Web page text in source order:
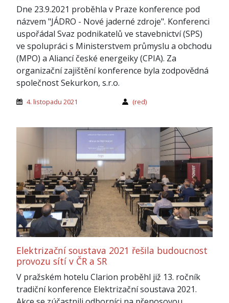
Dne 23.9.2021 proběhla v Praze konference pod
názvem "JÁDRO - Nové jaderné zdroje". Konferenci
uspořádal Svaz podnikatelů ve stavebnictví (SPS)
ve spolupráci s Ministerstvem průmyslu a obchodu
(MPO) a Aliancí české energeiky (CPIA). Za
organizační zajištění konference byla zodpovědná
společnost Sekurkon, s.r.o.
4. listopadu 2021 (red)
Elektrizační soustava 2021 řešila budoucnost
provozu sítí v ČR a SR
V pražském hotelu Clarion proběhl již 13. ročník
tradiční konference Elektrizační soustava 2021.